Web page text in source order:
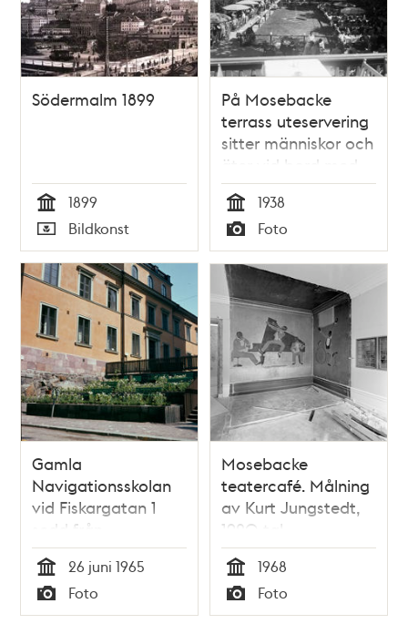
Södermalm 1899
Tid
1899
Typ
Bildkonst
På Mosebacke
terrass uteservering
sitter människor och
äter vid bord med
parasoll.
Tid
1938
Typ
Foto
Gamla
Navigationsskolan
vid Fiskargatan 1
sedd från
Mosebacke Torg
Tid
26 juni 1965
Typ
Foto
Mosebacke
teatercafé. Målning
av Kurt Jungstedt,
1920-tal
Tid
1968
Typ
Foto